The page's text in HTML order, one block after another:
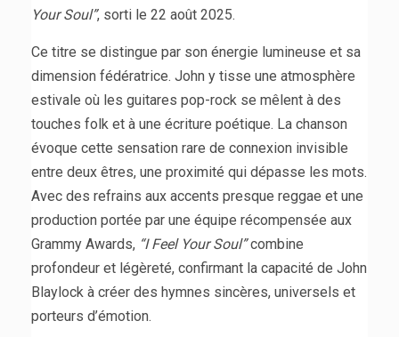
Your Soul”, sorti le 22 août 2025.
Ce titre se distingue par son énergie lumineuse et sa
dimension fédératrice. John y tisse une atmosphère
estivale où les guitares pop-rock se mêlent à des
touches folk et à une écriture poétique. La chanson
évoque cette sensation rare de connexion invisible
entre deux êtres, une proximité qui dépasse les mots.
Avec des refrains aux accents presque reggae et une
production portée par une équipe récompensée aux
Grammy Awards, “I Feel Your Soul”combine
profondeur et légèreté, confirmant la capacité de John
Blaylock à créer des hymnes sincères, universels et
porteurs d’émotion.